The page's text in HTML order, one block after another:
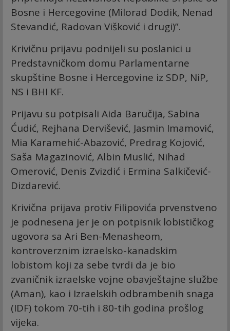
Bosne i Hercegovine (Milorad Dodik, Nenad
Stevandić, Radovan Višković i drugi)”.
Krivičnu prijavu podnijeli su poslanici u
Predstavničkom domu Parlamentarne
skupštine Bosne i Hercegovine iz SDP, NiP,
NS i BHI KF.
Prijavu su potpisali Aida Baručija, Sabina
Ćudić, Rejhana Dervišević, Jasmin Imamović,
Mia Karamehić-Abazović, Predrag Kojović,
Saša Magazinović, Albin Muslić, Nihad
Omerović, Denis Zvizdić i Ermina Salkičević-
Dizdarević.
Krivična prijava protiv Filipovića prvenstveno
je podnesena jer je on potpisnik lobističkog
ugovora sa Ari Ben-Menasheom,
kontroverznim izraelsko-kanadskim
lobistom koji za sebe tvrdi da je bio
zvaničnik izraelske vojne obavještajne službe
(Aman), kao i Izraelskih odbrambenih snaga
(IDF) tokom 70-tih i 80-tih godina prošlog
vijeka.